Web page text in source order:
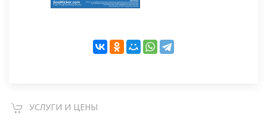
УСЛУГИ И ЦЕНЫ